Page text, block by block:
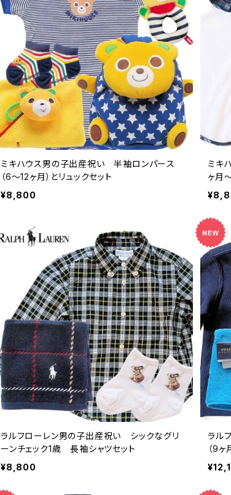
ミキハウス男の子出産祝い 半袖ロンパース
（6～12ヶ月）とリュックセット
¥8,800
ミキ
ヶ月
ラルフローレン男の子出産祝い シックなグリ
ーンチェック1歳 長袖シャツセット
¥8,800
ラル
（9